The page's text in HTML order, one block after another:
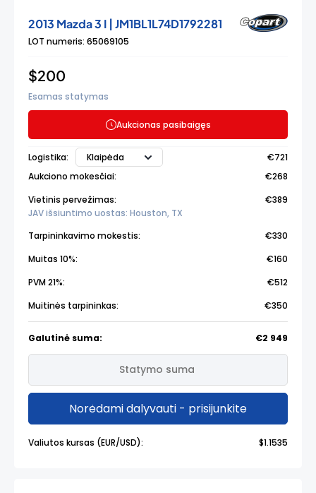
2013 Mazda 3 I | JM1BL1L74D1792281
LOT numeris: 65069105
$200
Esamas statymas
Aukcionas pasibaigęs
Logistika: Klaipėda
€721
Aukciono mokesčiai:
€268
Vietinis pervežimas:
JAV išsiuntimo uostas: Houston, TX
€389
Tarpininkavimo mokestis:
€330
Muitas 10%:
€160
PVM 21%:
€512
Muitinės tarpininkas:
€350
Galutinė suma: €2 949
Norėdami dalyvauti - prisijunkite
Valiutos kursas (EUR/USD): $1.1535